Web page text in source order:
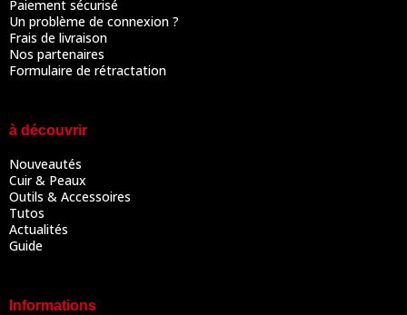
Paiement sécurisé
Un problème de connexion ?
Frais de livraison
Nos partenaires
Formulaire de rétractation
à découvrir
Nouveautés
Cuir & Peaux
Outils & Accessoires
Tutos
Actualités
Guide
Informations